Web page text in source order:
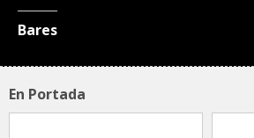
Bares
En Portada